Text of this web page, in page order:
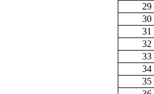
29
30
31
32
33
34
35